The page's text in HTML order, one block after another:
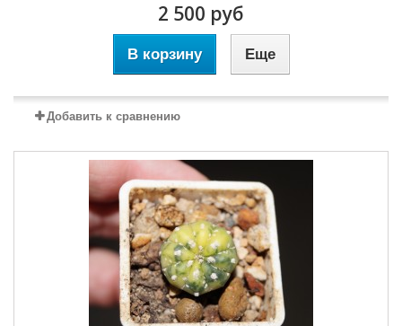
2 500 руб
В корзину Еще
Добавить к сравнению